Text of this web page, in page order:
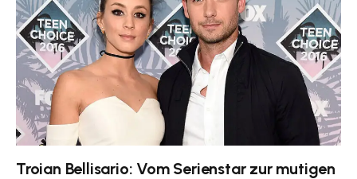
Troian Bellisario: Vom Serienstar zur mutigen